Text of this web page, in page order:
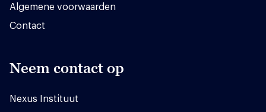
Algemene voorwaarden
Contact
Neem contact op
Nexus Instituut